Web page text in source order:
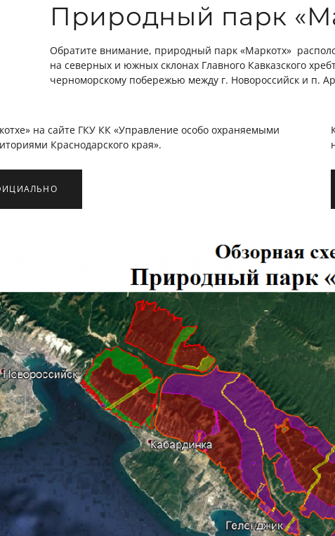
Природный парк
Обратите внимание, природный парк «Маркотх»
на северных и южных склонах Главного Кавказского
черноморскому побережью между г. Новороссийск и п.
на сайте ГКУ КК «Управление особо охраняемыми
Краснодарского края».